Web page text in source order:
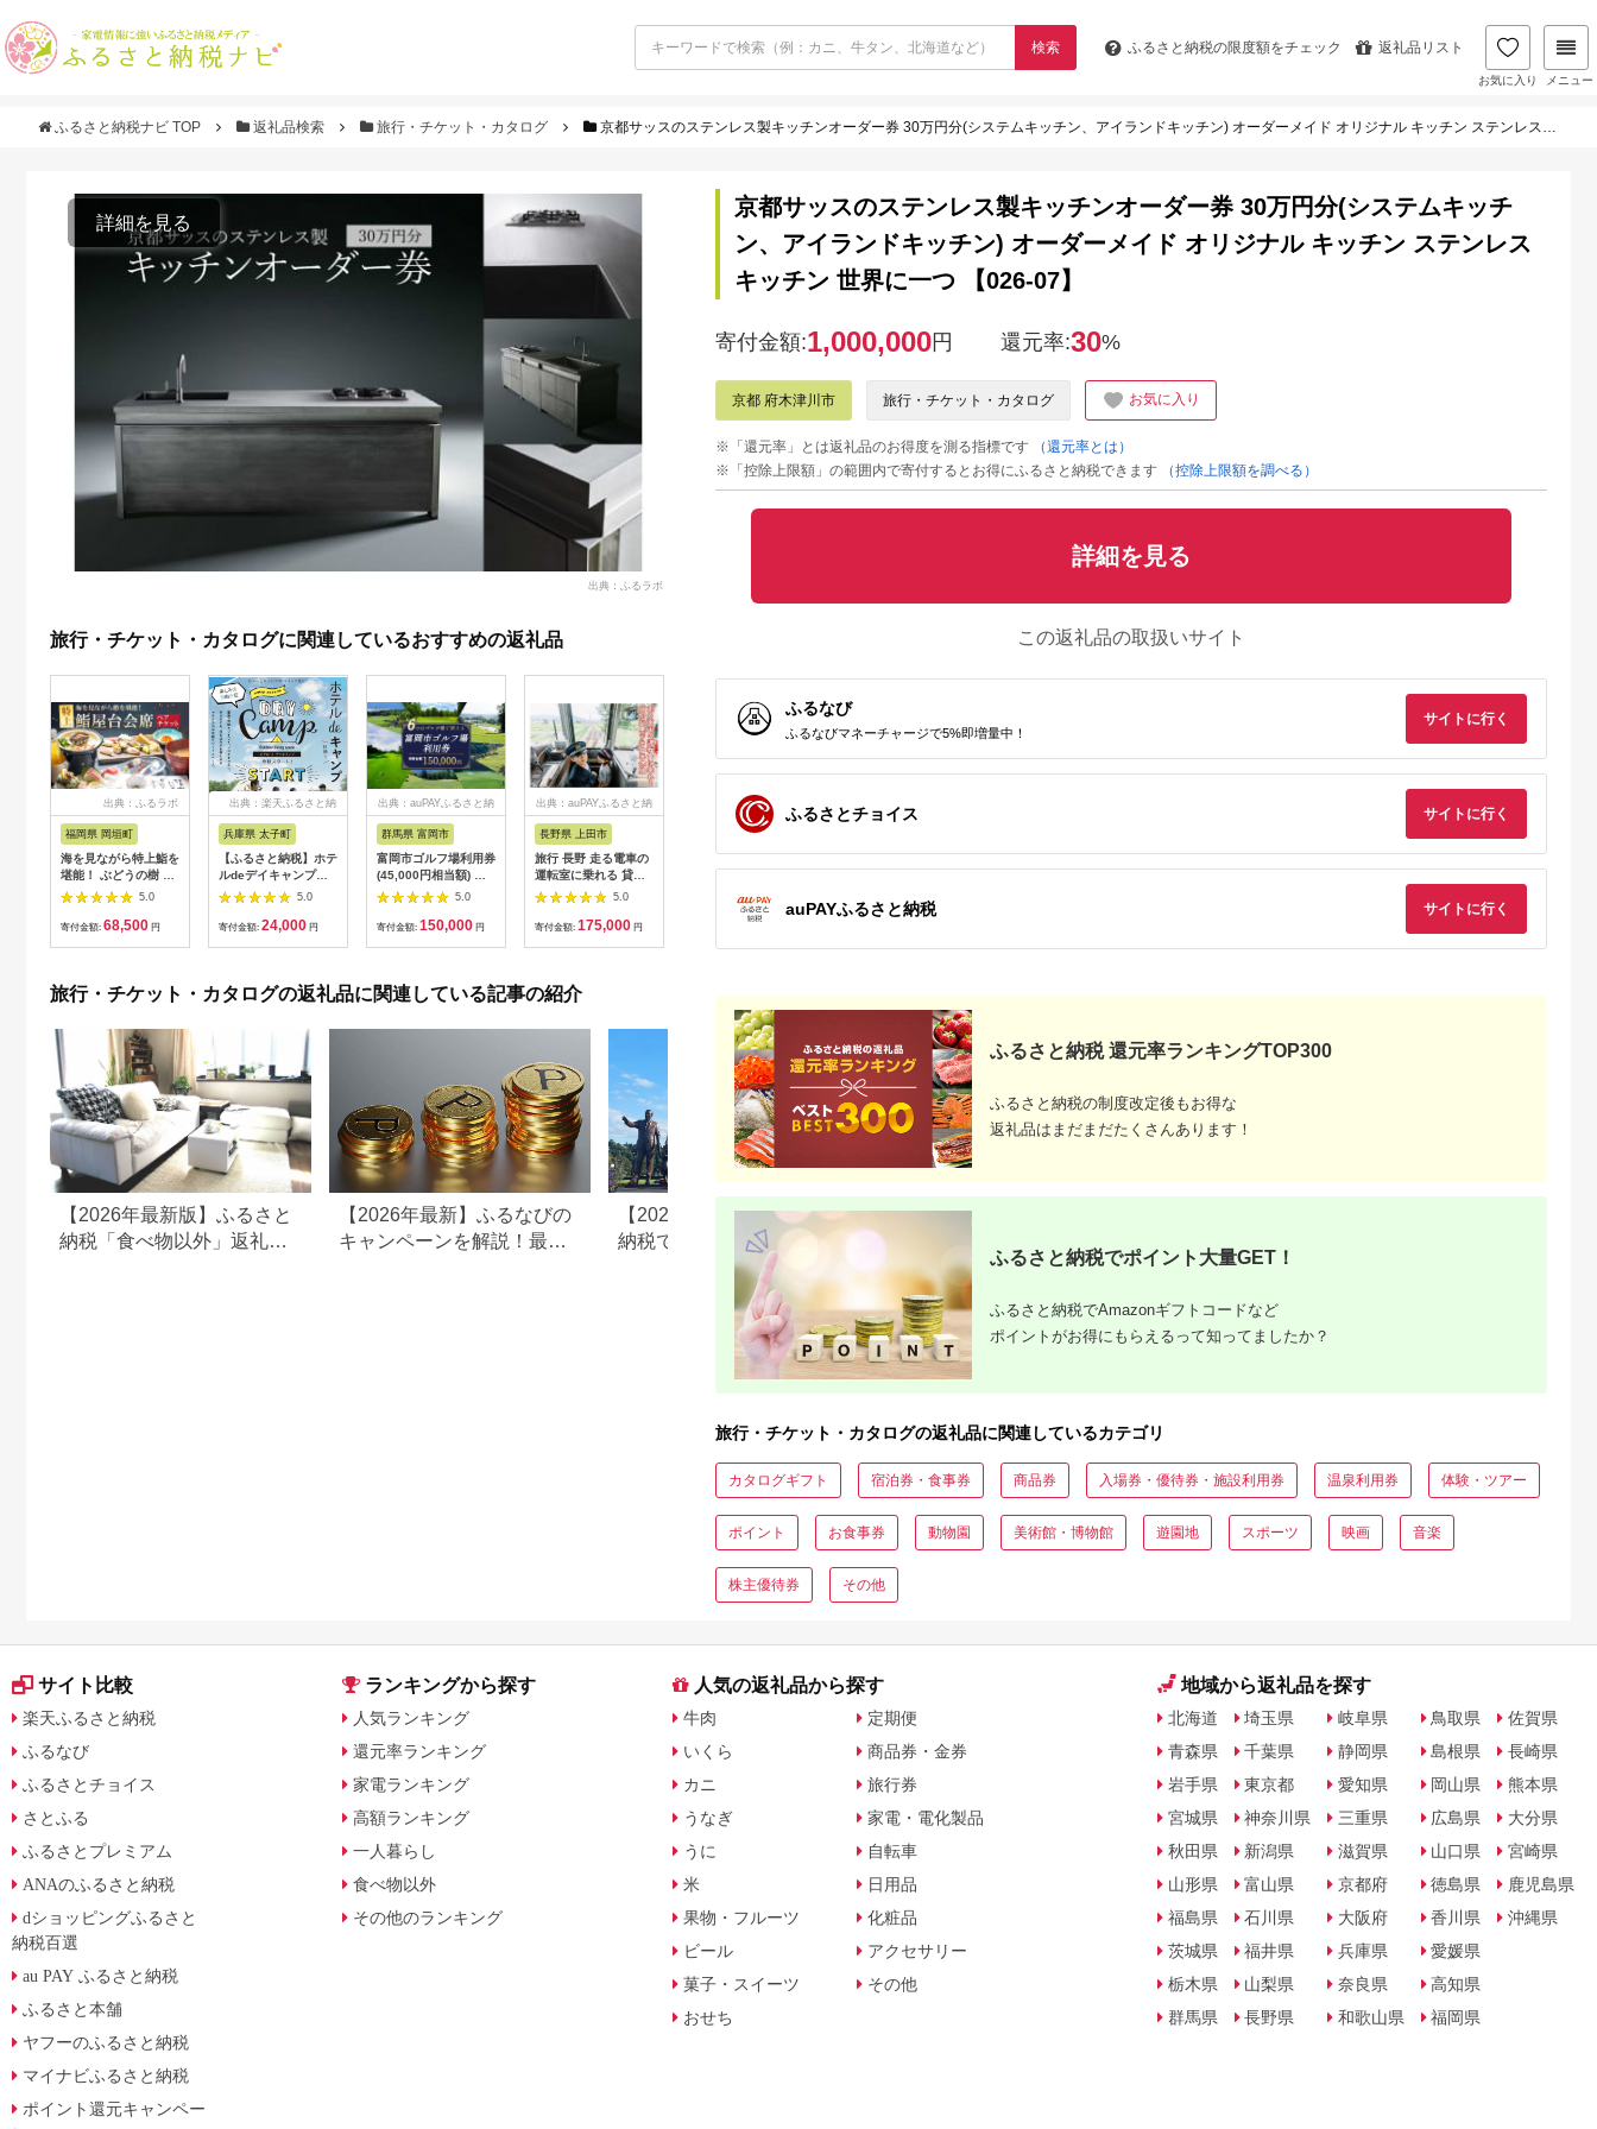
検索 ふるさと納税の限度額をチェック 返礼品リスト
お気に入り メニュー
ふるさと納税ナビ TOP 返礼品検索 旅行・チケット・カタログ 京都サッスのステンレス製キッチンオーダー券 30万円分(システムキッチン、アイランドキッチン) オーダーメイド オリジナル キッチン ステンレス キッチン 世界に一つ 【026-07】
詳細を見る
出典：ふるラボ
旅行・チケット・カタログに関連しているおすすめの返礼品
出典：ふるラボ
福岡県 岡垣町
海を見ながら特上鮨を
堪能！ ぶどうの樹 鮨
屋台ペア お食事券 海
鮮 海 屋台 食事 ペア
福岡県 岡垣町
5.0
寄付金額: 68,500 円
出典：楽天ふるさと納
兵庫県 太子町
【ふるさと納税】ホテ
ルdeデイキャンプ体
験チケット
【1364991】
5.0
寄付金額: 24,000 円
出典：auPAYふるさと納
群馬県 富岡市
富岡市ゴルフ場利用券
(45,000円相当額) ゴ
ルフ チケット 平日 土
日 祝日 プレー券 関東
群馬県 首都圏 F20E-
5.0
寄付金額: 150,000 円
出典：auPAYふるさと納
長野県 上田市
旅行 長野 走る電車の
運転室に乗れる 貸切
列車でお仕事体験 体
験 チケット 電車 鉄道
列車 サービス 子供 子
5.0
寄付金額: 175,000 円
出典：dショッピングふ
るさと納税
岐阜県 可児市
富士カントリー可児ク
5.0
500,000
伊東園ホテル・伊東園
1泊2日2食付き(1名様
159-2009-06 大磯迎
石垣島の自然を満喫！
北海道 富良野市
北海道富良野市 日本
長野県 塩尻市
信州健康ランド ギフ
サウナ 大浴場 ボディ
旅行・チケット・カタログの返礼品に関連している記事の紹介
【2026年最新版】ふるさと
納税「食べ物以外」返礼品
【2026年最新】ふるなびの
キャンペーンを解説！最大
【2026年最新版】ふるさと
納税でディズニー返礼品は
もらえる？ホテル・チケッ
ト・公式グッズを徹底解説
ふるさと納税、年収いくら
すめ返礼品も紹介
京都サッスのステンレス製キッチンオーダー券 30万円分(システムキッチ
ン、アイランドキッチン) オーダーメイド オリジナル キッチン ステンレス
キッチン 世界に一つ 【026-07】
寄付金額:1,000,000円 還元率:30%
京都 府木津川市 旅行・チケット・カタログ お気に入り
※「還元率」とは返礼品のお得度を測る指標です
（還元率とは）
※「控除上限額」の範囲内で寄付するとお得にふるさと納税できます
（控除上限額を調べる）
詳細を見る
この返礼品の取扱いサイト
ふるなび
ふるなびマネーチャージで5%即増量中！
サイトに行く
ふるさとチョイス サイトに行く
auPAYふるさと納税 サイトに行く
ふるさと納税 還元率ランキングTOP300
ふるさと納税の制度改定後もお得な
返礼品はまだまだたくさんあります！
ふるさと納税でポイント大量GET！
ふるさと納税でAmazonギフトコードなど
ポイントがお得にもらえるって知ってましたか？
旅行・チケット・カタログの返礼品に関連しているカテゴリ
カタログギフト 宿泊券・食事券 商品券 入場券・優待券・施設利用券 温泉利用券 体験・ツアー
ポイント お食事券 動物園 美術館・博物館 遊園地 スポーツ 映画 音楽
株主優待券 その他
サイト比較
楽天ふるさと納税
ふるなび
ふるさとチョイス
さとふる
ふるさとプレミアム
ANAのふるさと納税
dショッピングふるさと
納税百選
au PAY ふるさと納税
ふるさと本舗
ヤフーのふるさと納税
マイナビふるさと納税
ポイント還元キャンペー
ランキングから探す
人気ランキング
還元率ランキング
家電ランキング
高額ランキング
一人暮らし
食べ物以外
その他のランキング
人気の返礼品から探す
牛肉
いくら
カニ
うなぎ
うに
米
果物・フルーツ
ビール
菓子・スイーツ
おせち
定期便
商品券・金券
旅行券
家電・電化製品
自転車
日用品
化粧品
アクセサリー
その他
地域から返礼品を探す
北海道
青森県
岩手県
宮城県
秋田県
山形県
福島県
茨城県
栃木県
群馬県
埼玉県
千葉県
東京都
神奈川県
新潟県
富山県
石川県
福井県
山梨県
長野県
岐阜県
静岡県
愛知県
三重県
滋賀県
京都府
大阪府
兵庫県
奈良県
和歌山県
鳥取県
島根県
岡山県
広島県
山口県
徳島県
香川県
愛媛県
高知県
福岡県
佐賀県
長崎県
熊本県
大分県
宮崎県
鹿児島県
沖縄県